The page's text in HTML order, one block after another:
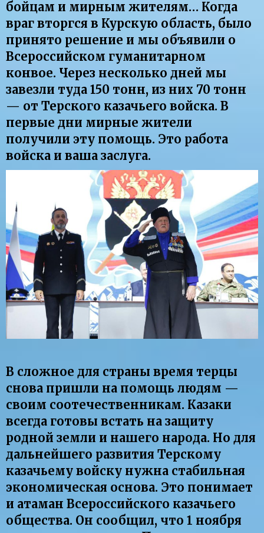
бойцам и мирным жителям… Когда
враг вторгся в Курскую область, было
принято решение и мы объявили о
Всероссийском гуманитарном
конвое. Через несколько дней мы
завезли туда 150 тонн, из них 70 тонн
— от Терского казачьего войска. В
первые дни мирные жители
получили эту помощь. Это работа
войска и ваша заслуга.
В сложное для страны время терцы
снова пришли на помощь людям —
своим соотечественникам. Казаки
всегда готовы встать на защиту
родной земли и нашего народа. Но для
дальнейшего развития Терскому
казачьему войску нужна стабильная
экономическая основа. Это понимает
и атаман Всероссийского казачьего
общества. Он сообщил, что 1 ноября